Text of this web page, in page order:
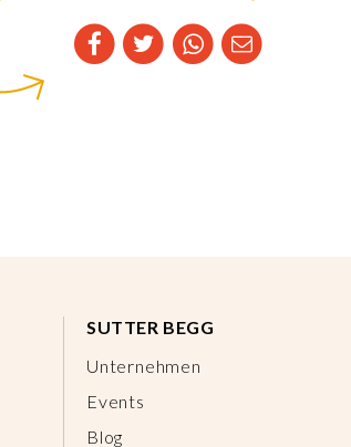
SUTTER BEGG
Unternehmen
Events
Blog